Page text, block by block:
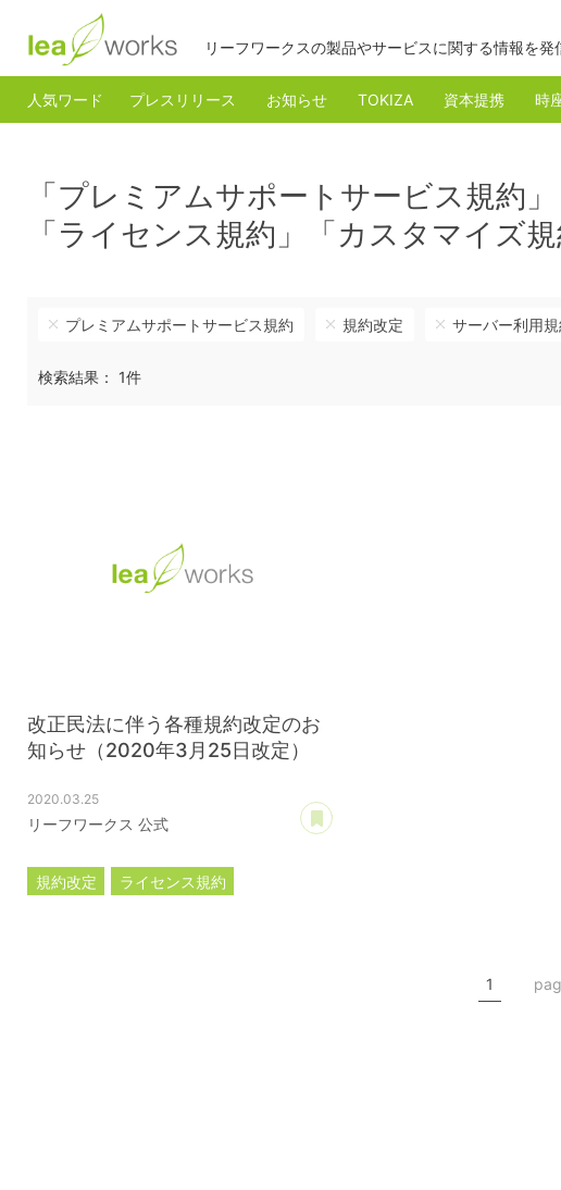
リーフワークスの製品やサービスに関する情報を発
人気ワード プレスリリース お知らせ TOKIZA 資本提携 時
「プレミアムサポートサービス規約
「ライセンス規約」「カスタマイズ
プレミアムサポートサービス規約 規約改定 サーバー利用規
検索結果： 1件
改正民法に伴う各種規約改定のお
知らせ（2020年3月25日改定）
2020.03.25
リーフワークス 公式
規約改定
ライセンス規約
1